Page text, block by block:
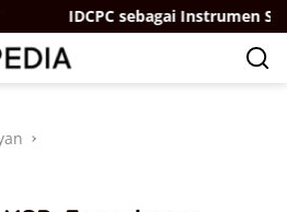
IDCPC sebagai Instrumen Soft